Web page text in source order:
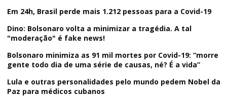
Em 24h, Brasil perde mais 1.212 pessoas para a Covid-19
Dino: Bolsonaro volta a minimizar a tragédia. A tal
"moderação" é fake news!
Bolsonaro minimiza as 91 mil mortes por Covid-19: “morre
gente todo dia de uma série de causas, né? É a vida”
Lula e outras personalidades pelo mundo pedem Nobel da
Paz para médicos cubanos